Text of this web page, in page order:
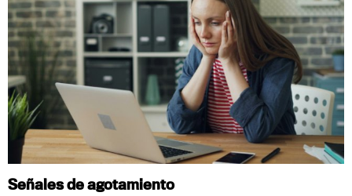
Señales de agotamiento